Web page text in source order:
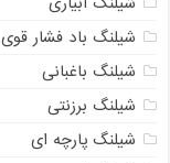
شیلنگ باد فشار قوی
شیلنگ باغبانی
شیلنگ برزنتی
شیلنگ پارچه‌ ای